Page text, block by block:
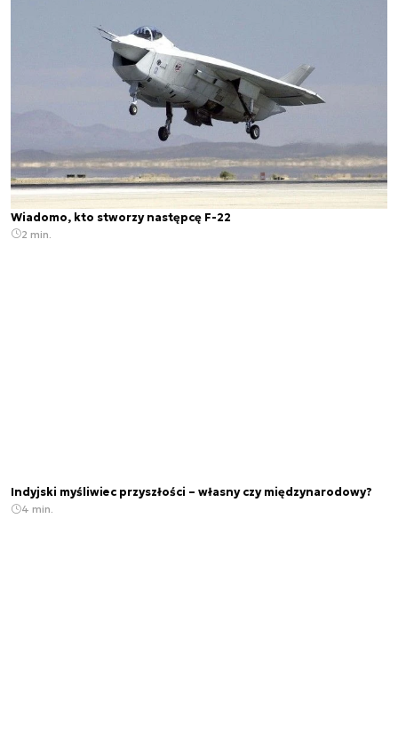
Wiadomo, kto stworzy następcę F-22
2 min.
Indyjski myśliwiec przyszłości – własny czy międzynarodowy?
4 min.